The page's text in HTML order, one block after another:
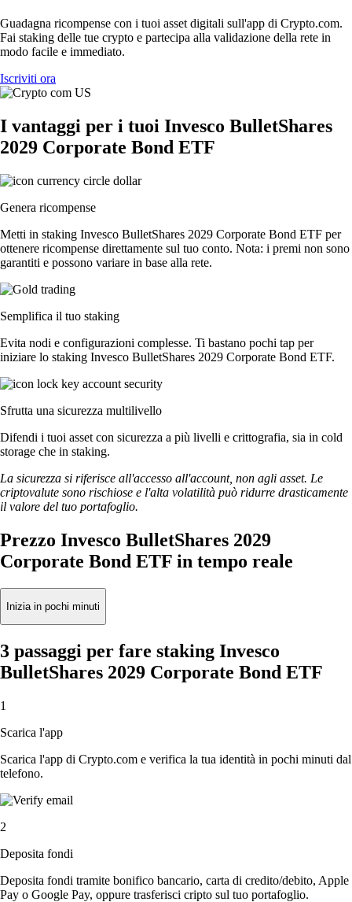
Guadagna ricompense con i tuoi asset digitali sull'app di Crypto.com.
Fai staking delle tue crypto e partecipa alla validazione della rete in
modo facile e immediato.
Iscriviti ora
I vantaggi per i tuoi Invesco BulletShares
2029 Corporate Bond ETF
Genera ricompense
Metti in staking Invesco BulletShares 2029 Corporate Bond ETF per
ottenere ricompense direttamente sul tuo conto. Nota: i premi non sono
garantiti e possono variare in base alla rete.
Semplifica il tuo staking
Evita nodi e configurazioni complesse. Ti bastano pochi tap per
iniziare lo staking Invesco BulletShares 2029 Corporate Bond ETF.
Sfrutta una sicurezza multilivello
Difendi i tuoi asset con sicurezza a più livelli e crittografia, sia in cold
storage che in staking.
La sicurezza si riferisce all'accesso all'account, non agli asset. Le
criptovalute sono rischiose e l'alta volatilità può ridurre drasticamente
il valore del tuo portafoglio.
Prezzo Invesco BulletShares 2029
Corporate Bond ETF in tempo reale
Inizia in pochi minuti
3 passaggi per fare staking Invesco
BulletShares 2029 Corporate Bond ETF
1
Scarica l'app
Scarica l'app di Crypto.com e verifica la tua identità in pochi minuti dal
telefono.
2
Deposita fondi
Deposita fondi tramite bonifico bancario, carta di credito/debito, Apple
Pay o Google Pay, oppure trasferisci cripto sul tuo portafoglio.